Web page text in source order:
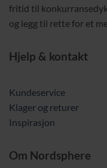
fritid til
og legg til rette for et
Hjelp & kontakt
Kundeservice
Klager og returer
Inspirasjon
Om Nordsphere